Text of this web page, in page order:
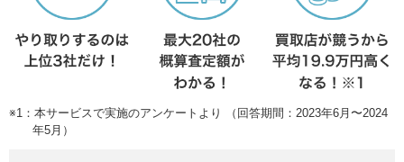
※1：本サービスで実施のアンケートより （回答期間：2023年6月〜2024
年5月）